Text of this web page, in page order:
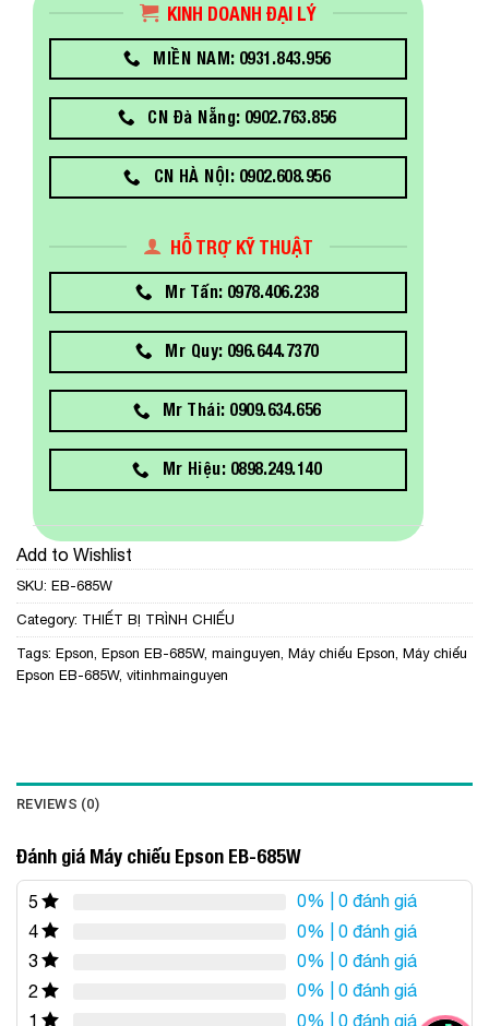
KINH DOANH ĐẠI LÝ
MIỀN NAM: 0931.843.956
CN Đà Nẵng: 0902.763.856
CN HÀ NỘI: 0902.608.956
HỖ TRỢ KỸ THUẬT
Mr Tấn: 0978.406.238
Mr Quy: 096.644.7370
Mr Thái: 0909.634.656
Mr Hiệu: 0898.249.140
Add to Wishlist
SKU: EB-685W
Category: THIẾT BỊ TRÌNH CHIẾU
Tags: Epson Epson EB-685W, mainguyen Máy chiếu Epson Máy chiếu
Epson EB-685W, vitinhmainguyen
REVIEWS (0)
Đánh giá Máy chiếu Epson EB-685W
5 0% | 0 đánh giá
4
0% | 0 đánh giá
3
0% | 0 đánh giá
2
0% | 0 đánh giá
1
0% | 0 đánh giá